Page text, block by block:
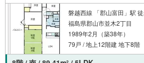
磐越西線 「郡山富田」駅
福島県郡山市並木2丁目
1989年2月（築38年）
79戸 / 地上12階建 地下8階